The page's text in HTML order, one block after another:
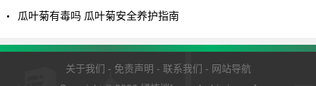
瓜叶菊有毒吗 瓜叶菊安全养护指南
关于我们 - 免责声明 - 联系我们 - 网站导航